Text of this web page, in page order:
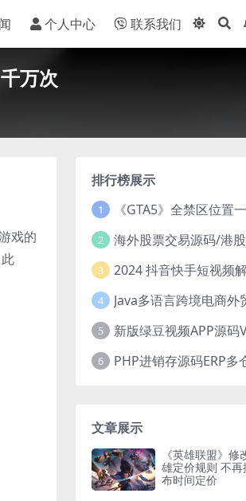
个人中心 联系我们
万次
戏的
排行榜展示
1 《GTA5》全禁区位置
2
3
4
5
6
文章展示
《英雄联盟》修
雄定价规则 不再
布时间定价